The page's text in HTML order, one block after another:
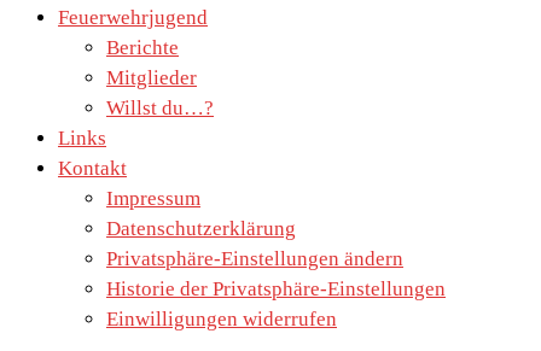
Feuerwehrjugend
Berichte
Mitglieder
Willst du…?
Links
Kontakt
Impressum
Datenschutzerklärung
Privatsphäre-Einstellungen ändern
Historie der Privatsphäre-Einstellungen
Einwilligungen widerrufen